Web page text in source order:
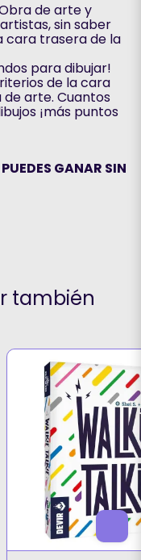
de arte y
sin saber
cara trasera de la
para dibujar!
de la cara
arte. Cuantos
¡más puntos
GANAR SIN
también